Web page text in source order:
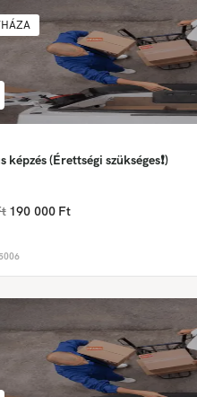
képzés (Érettségi szükséges❗)
190 000 Ft